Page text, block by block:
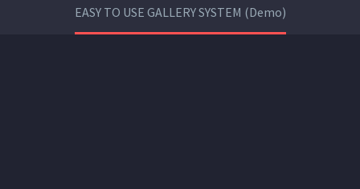
EASY TO USE GALLERY SYSTEM (Demo)